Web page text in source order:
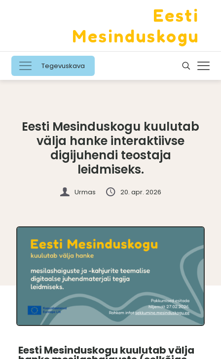
Eesti
Mesinduskogu
Tegevuskava
Eesti Mesinduskogu kuulutab
välja hanke interaktiivse
digijuhendi teostaja
leidmiseks.
Urmas 20. apr. 2026
Eesti Mesinduskogu kuulutab välja